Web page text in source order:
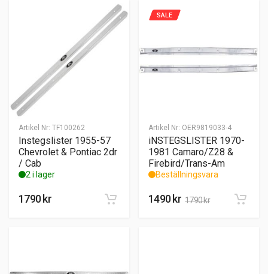
Artikel Nr: TF100262
Instegslister 1955-57
Chevrolet & Pontiac 2dr
/ Cab
2 i lager
1790 kr
Artikel Nr: OER9819033-4
SALE
iNSTEGSLISTER 1970-
1981 Camaro/Z28 &
Firebird/Trans-Am
Beställningsvara
1490 kr 1790kr